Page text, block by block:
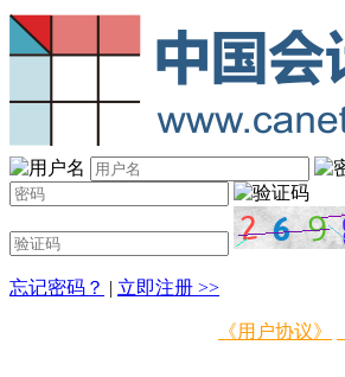
忘记密码？ | 立即注册 >>
《用户协议》